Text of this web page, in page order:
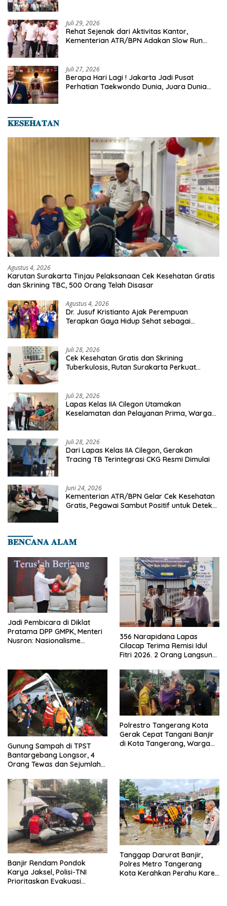
Juli 29, 2026
Rehat Sejenak dari Aktivitas Kantor,
Kementerian ATR/BPN Adakan Slow Run
Juli 27, 2026
Berapa Hari Lagi ! Jakarta Jadi Pusat
Perhatian Taekwondo Dunia, Juara Dunia
𝐊𝐄𝐒𝐄𝐇𝐀𝐓𝐀𝐍
Agustus 4, 2026
Karutan Surakarta Tinjau Pelaksanaan Cek Kesehatan Gratis
dan Skrining TBC, 500 Orang Telah Disasar
Agustus 4, 2026
Dr. Jusuf Kristianto Ajak Perempuan
Terapkan Gaya Hidup Sehat sebagai
Juli 28, 2026
Cek Kesehatan Gratis dan Skrining
Tuberkulosis, Rutan Surakarta Perkuat
Juli 28, 2026
Lapas Kelas IIA Cilegon Utamakan
Keselamatan dan Pelayanan Prima, Warga
Juli 28, 2026
Dari Lapas Kelas IIA Cilegon, Gerakan
Tracing TB Terintegrasi CKG Resmi Dimulai
Juni 24, 2026
Kementerian ATR/BPN Gelar Cek Kesehatan
Gratis, Pegawai Sambut Positif untuk Deteksi
𝐁𝐄𝐍𝐂𝐀𝐍𝐀 𝐀𝐋𝐀𝐌
Jadi Pembicara di Diklat
Pratama DPP GMPK, Menteri
Nusron: Nasionalisme
356 Narapidana Lapas
Cilacap Terima Remisi Idul
Fitri 2026. 2 Orang Langsung
Gunung Sampah di TPST
Bantargebang Longsor, 4
Orang Tewas dan Sejumlah
Polrestro Tangerang Kota
Gerak Cepat Tangani Banjir
di Kota Tangerang, Warga
Banjir Rendam Pondok
Karya Jaksel, Polisi-TNI
Prioritaskan Evakuasi
Tanggap Darurat Banjir,
Polres Metro Tangerang
Kota Kerahkan Perahu Karet